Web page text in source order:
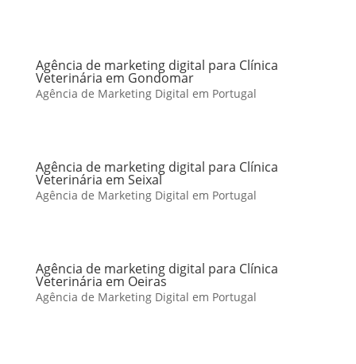
Agência de marketing digital para Clínica
Veterinária em Gondomar
Agência de Marketing Digital em Portugal
Agência de marketing digital para Clínica
Veterinária em Seixal
Agência de Marketing Digital em Portugal
Agência de marketing digital para Clínica
Veterinária em Oeiras
Agência de Marketing Digital em Portugal